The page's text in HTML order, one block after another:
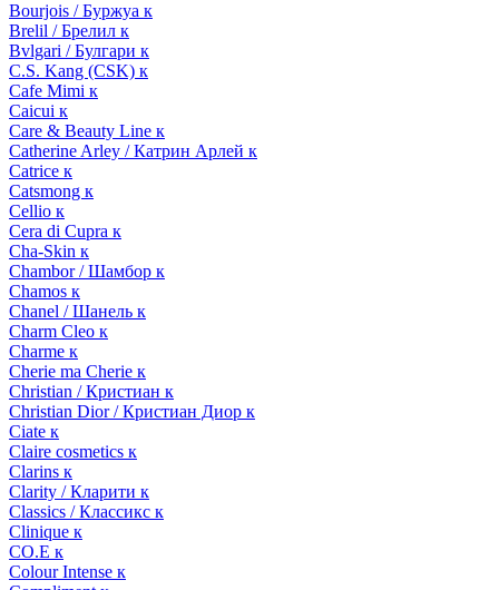
Bourjois / Буржуа к
Brelil / Брелил к
Bvlgari / Булгари к
C.S. Kang (CSK) к
Cafe Mimi к
Caicui к
Care & Beauty Line к
Catherine Arley / Катрин Арлей к
Catrice к
Catsmong к
Cellio к
Cera di Cupra к
Cha-Skin к
Chambor / Шамбор к
Chamos к
Chanel / Шанель к
Charm Cleo к
Charme к
Cherie ma Cherie к
Christian / Кристиан к
Christian Dior / Кристиан Диор к
Ciate к
Claire cosmetics к
Clarins к
Clarity / Кларити к
Classics / Классикс к
Clinique к
CO.E к
Colour Intense к